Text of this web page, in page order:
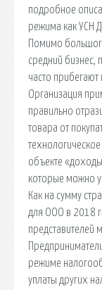
подробное
режима как УСН
Помимо
средний бизнес,
часто прибегают
Организация
правильно
товара от
объекте
которые можно
Как на сумму
для ООО в 2018
представителей
режиме
уплаты других